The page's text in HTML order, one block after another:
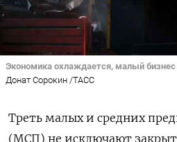
Экономика охлаждается, малый
Донат Сорокин /ТАСС
Треть малых и средних
(МСП) не исключают